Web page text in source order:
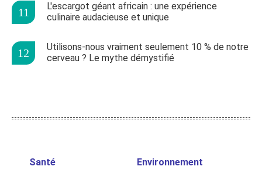
L'escargot géant africain : une expérience
culinaire audacieuse et unique
Utilisons-nous vraiment seulement 10 % de notre
cerveau ? Le mythe démystifié
Santé Environnement